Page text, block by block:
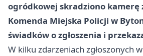
ogródkowej skradziono kamerę
Komenda Miejska Policji w
świadków o zgłoszenia i
W kilku zdarzeniach zgłoszonych